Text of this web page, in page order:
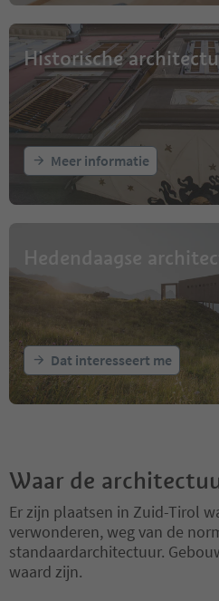
Historische
Meer informatie
Hedendaagse
Dat interesseert me
Waar de
Er zijn plaatsen in Zuid-Tirol
verwonderen, weg van de
standaardarchitectuur.
waard zijn.